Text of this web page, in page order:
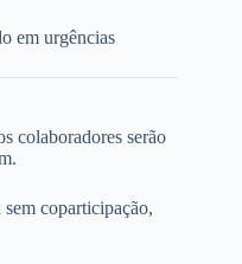
em urgências
colaboradores serão
sem coparticipação,